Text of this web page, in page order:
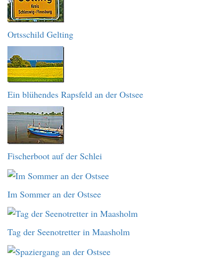
Ortsschild Gelting
Ein blühendes Rapsfeld an der Ostsee
Fischerboot auf der Schlei
Im Sommer an der Ostsee
Tag der Seenotretter in Maasholm